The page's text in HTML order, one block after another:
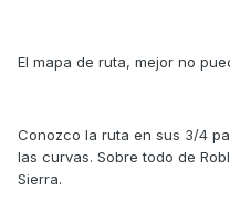
El mapa de ruta, mejor no
Conozco la ruta en sus 3/4
las curvas. Sobre todo de
Sierra.